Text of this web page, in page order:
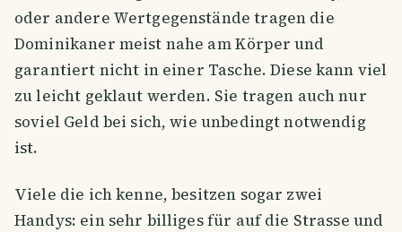
oder andere Wertgegenstände tragen die
Dominikaner meist nahe am Körper und
garantiert nicht in einer Tasche. Diese kann viel
zu leicht geklaut werden. Sie tragen auch nur
soviel Geld bei sich, wie unbedingt notwendig
ist.
Viele die ich kenne, besitzen sogar zwei
Handys: ein sehr billiges für auf die Strasse und